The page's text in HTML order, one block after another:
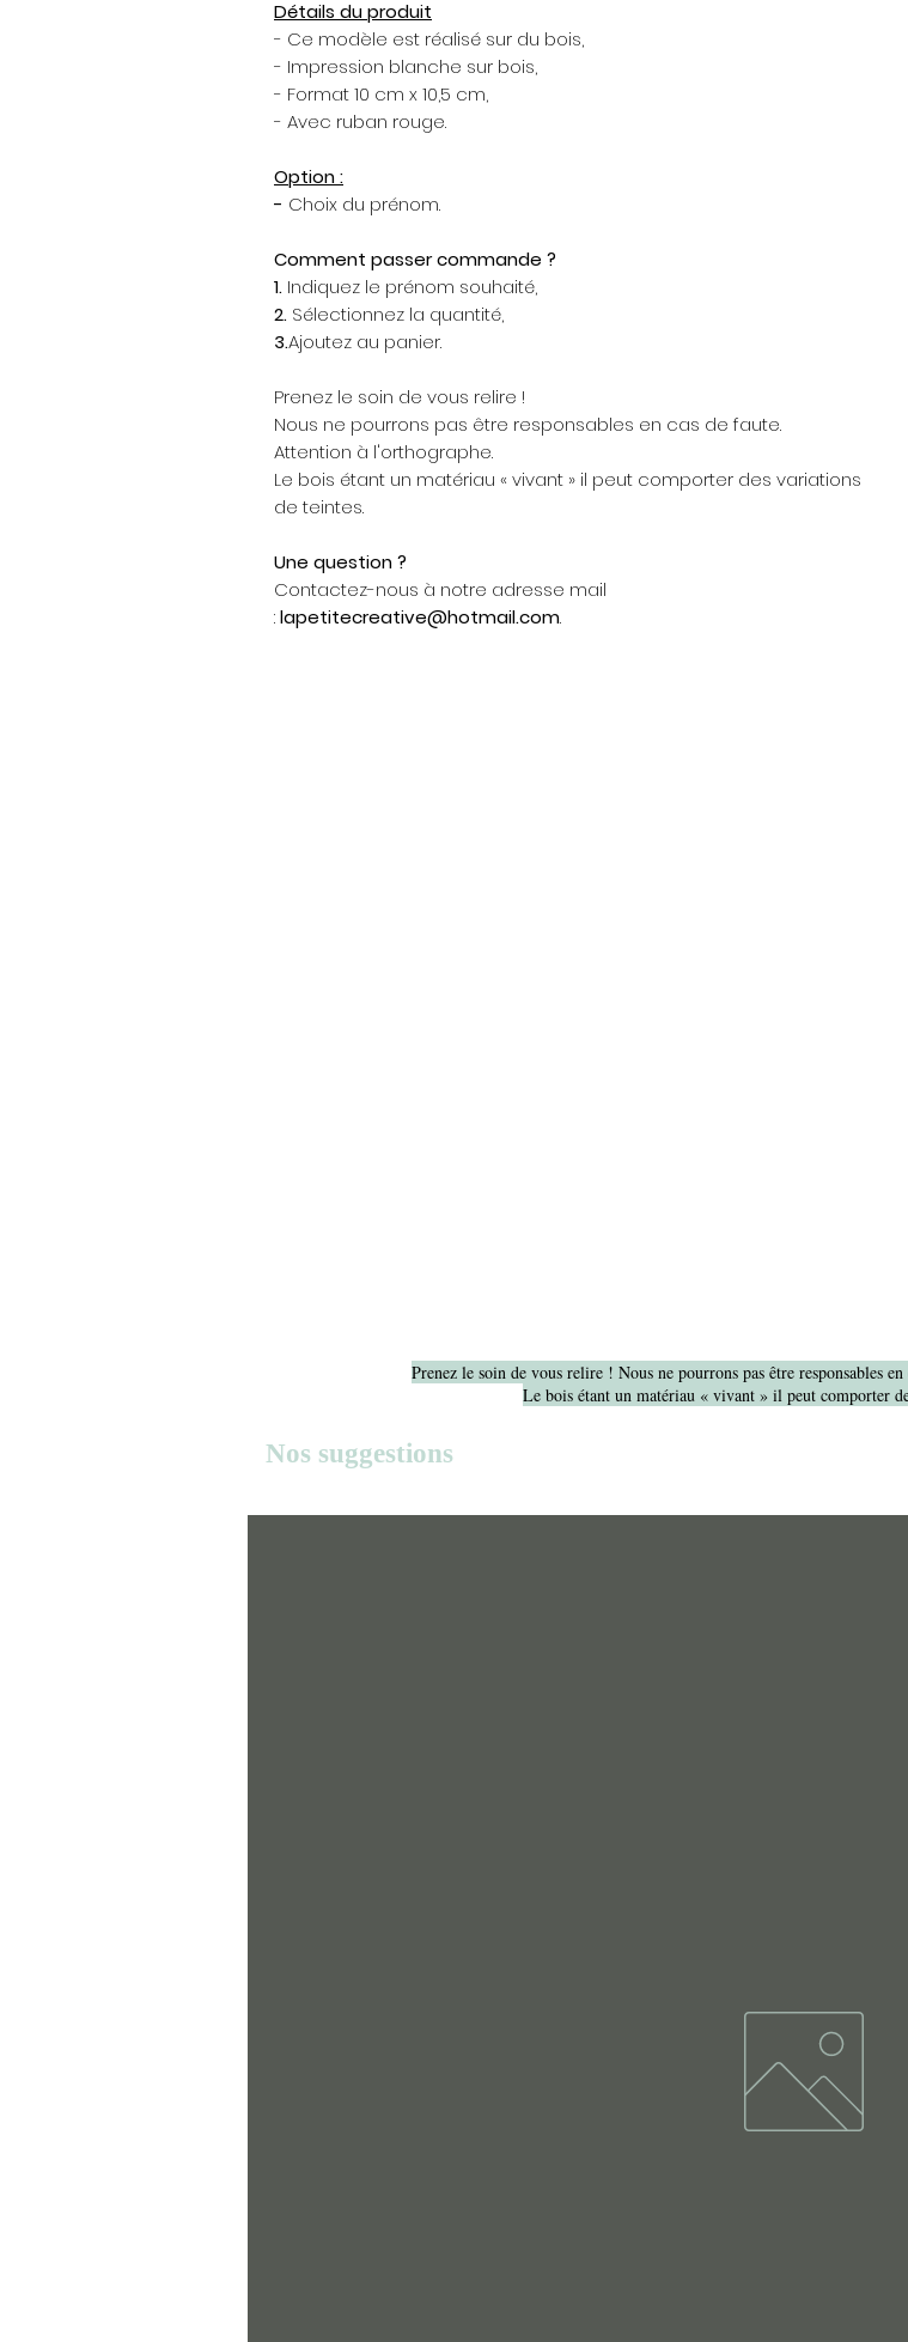
Détails du produit
- Ce modèle est réalisé sur du bois,
- Impression blanche sur bois,
- Format 10 cm x 10,5 cm,
- Avec ruban rouge.
Option :
- Choix du prénom.
Comment passer commande ?
1. Indiquez le prénom souhaité,
2. Sélectionnez la quantité,
3.Ajoutez au panier.
Prenez le soin de vous relire !
Nous ne pourrons pas être responsables en cas de faute.
Attention à l'orthographe.
Le bois étant un matériau « vivant » il peut comporter des variations
de teintes.
Une question ?
Contactez-nous à notre adresse mail
:lapetitecreative@hotmail.com.
Prenez le soin de vous relire ! Nous ne pourrons pas être responsables
Le bois étant un matériau « vivant » il peut comporter
Nos suggestions